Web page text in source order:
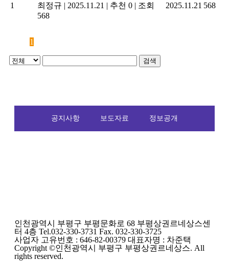
1 최정규 | 2025.11.21 | 추천 0 | 조회
568
2025.11.21 568
1
검색
공지사항 보도자료 정보공개
인천광역시 부평구 부평문화로 68 부평상권르네상스센
터 4층 Tel.032-330-3731 Fax. 032-330-3725
사업자 고유번호 : 646-82-00379 대표자명 : 차준택
Copyright ©인천광역시 부평구 부평상권르네상스. All
rights reserved.